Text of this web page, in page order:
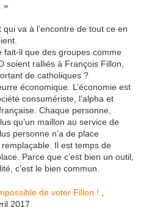
»
va à l’encontre de tout ce en
fait-il que des groupes comme
soient ralliés à François Fillon,
de catholiques ?
économique. L’économie est
consumériste, l’alpha et
Chaque personne,
qu’un maillon au service de
personne n’a de place
Il est temps de
Parce que c’est bien un outil,
c’est le bien commun.
de voter Fillon !
2017